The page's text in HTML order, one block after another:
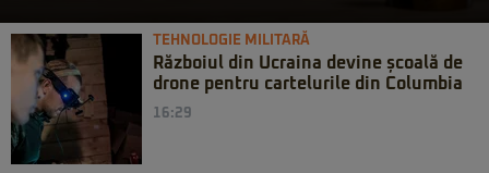
TEHNOLOGIE MILITARĂ
Războiul din Ucraina devine școală de
drone pentru cartelurile din Columbia
16:29